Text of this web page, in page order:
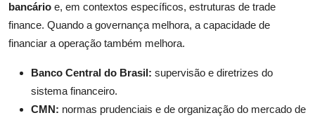
bancário e, em contextos específicos, estruturas de trade
finance. Quando a governança melhora, a capacidade de
financiar a operação também melhora.
Banco Central do Brasil: supervisão e diretrizes do
sistema financeiro.
CMN: normas prudenciais e de organização do mercado de